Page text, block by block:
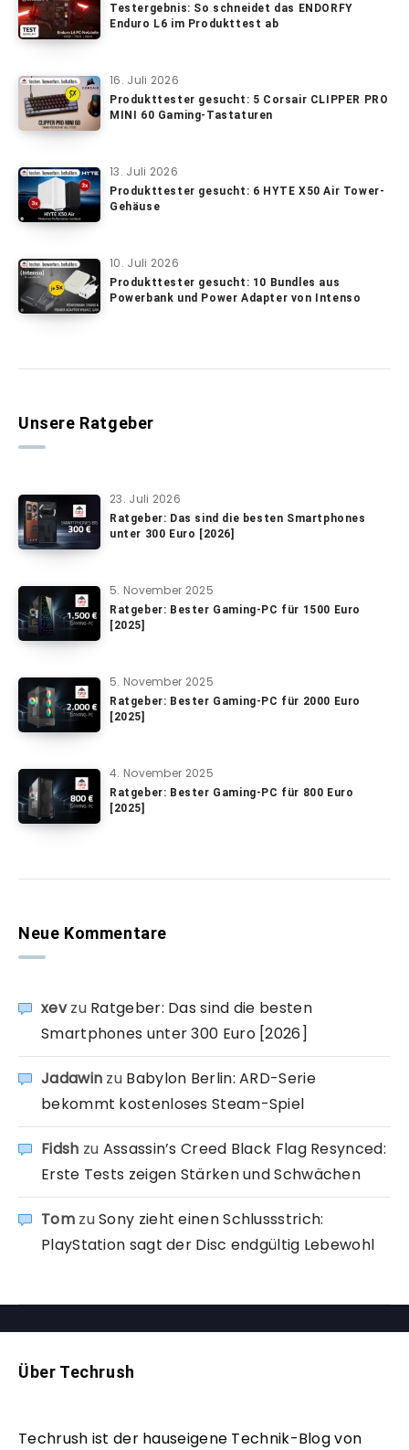
Testergebnis: So schneidet das ENDORFY
Enduro L6 im Produkttest ab
16. Juli 2026
Produkttester gesucht: 5 Corsair CLIPPER PRO
MINI 60 Gaming-Tastaturen
13. Juli 2026
Produkttester gesucht: 6 HYTE X50 Air Tower-
Gehäuse
10. Juli 2026
Produkttester gesucht: 10 Bundles aus
Powerbank und Power Adapter von Intenso
Unsere Ratgeber
23. Juli 2026
Ratgeber: Das sind die besten Smartphones
unter 300 Euro [2026]
5. November 2025
Ratgeber: Bester Gaming-PC für 1500 Euro
[2025]
5. November 2025
Ratgeber: Bester Gaming-PC für 2000 Euro
[2025]
4. November 2025
Ratgeber: Bester Gaming-PC für 800 Euro
[2025]
Neue Kommentare
xevzu Ratgeber: Das sind die besten
Smartphones unter 300 Euro [2026]
Jadawin zu Babylon Berlin: ARD-Serie
bekommt kostenloses Steam-Spiel
Fidsh zu Assassin’s Creed Black Flag Resynced:
Erste Tests zeigen Stärken und Schwächen
TomzuSony zieht einen Schlussstrich:
PlayStation sagt der Disc endgültig Lebewohl
Über Techrush
Techrush ist der hauseigene Technik-Blog von